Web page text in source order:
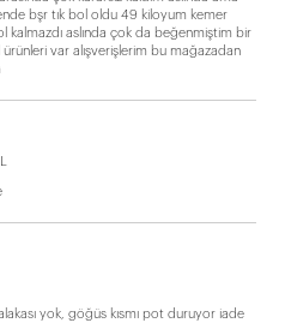
bşr tık bol oldu 49 kiloyum kemer
kalmazdı aslında çok da beğenmiştim bir
var alışverişlerim bu mağazadan
yok, göğüs kısmı pot duruyor iade